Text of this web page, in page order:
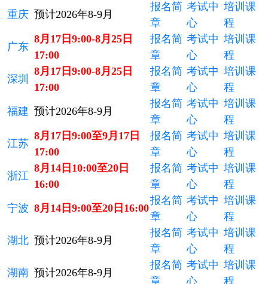
重庆 预计2026年8-9月
报名简
章
考试中
心
培训课
程
广东
8月17日9:00-8月25日
17:00
报名简
章
考试中
心
培训课
程
深圳
8月17日9:00-8月25日
17:00
报名简
章
考试中
心
培训课
程
福建 预计2026年8-9月
报名简
章
考试中
心
培训课
程
江苏
8月17日9:00至9月17日
17:00
报名简
章
考试中
心
培训课
程
浙江
8月14日10:00至20日
16:00
报名简
章
考试中
心
培训课
程
宁波 8月14日9:00至20日16:00
报名简
章
考试中
心
培训课
程
湖北 预计2026年8-9月
报名简
章
考试中
心
培训课
程
湖南 预计2026年8-9月
报名简
章
考试中
心
培训课
程